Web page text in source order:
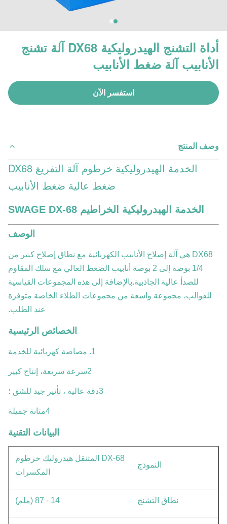
أداة التشنج الهيدروليكية DX68 آلة تشنج
الأنابيب آلة ضغط الأنابيب
استفسر الآن
وصف المنتج
الخدمة الهيدروليكية خرطوم آلة التفريغ DX68
ضغط عالية ضغط الأنابيب
الخدمة الهيدروليكية الخراطيم SWAGE DX-68
الوصف
DX68 هي آلة إصلاح الأنابيب الكهربائية مع نطاق إصلاح كبير من
1/4 بوصة إلى 2 بوصة أنابيب الضغط العالي مع سلك المقاوم
للصدأ عالية الجاذبية.بالإضافة إلى هذه المجموعات القياسية
للقوالب، مجموعة واسعة من مجموعات الطلاء الخاصة متوفرة
عند الطلب.
الخصائص الرئيسية
1. مصاصة كهربائية للخدمة
2سرعة سريعة، إنتاج كبير
3دقة عالية ، تأثير جيد للشق ؛
4متانة جميلة
البيانات التقنية
النموذج
DX-68 المتنقل هيدروليك خرطوم
المكسرات
نطاق التشنج 14 - 87 (ملم)